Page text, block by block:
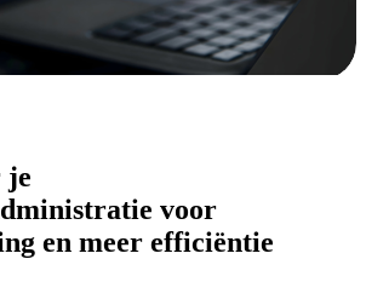
je
voor
en meer efficiëntie